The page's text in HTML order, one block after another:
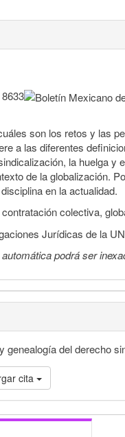
son los retos y las
a las diferentes
la huelga
de la globalización.
en la actualidad.
colectiva,
Jurídicas de la
podrá ser
genealogía del derecho
cita